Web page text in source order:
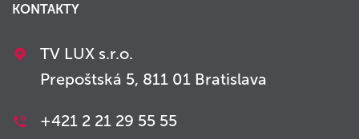
KONTAKTY
TV LUX s.r.o.
Prepoštská 5, 811 01 Bratislava
+421 2 21 29 55 55